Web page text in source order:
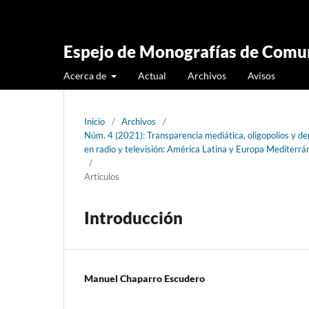
Espejo de Monografías de
Acerca de Actual Archivos Avisos
Inicio / Archivos
/
Núm. 4 (2021): Transparencia mediática, oligopolios y
en radio y televisión: América Latina y Europa
/
Artículos
Introducción
Manuel Chaparro Escudero